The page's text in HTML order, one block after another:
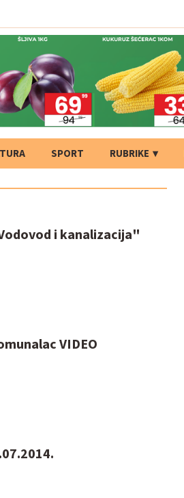
SPORT RUBRIKE
i kanalizacija"
VIDEO